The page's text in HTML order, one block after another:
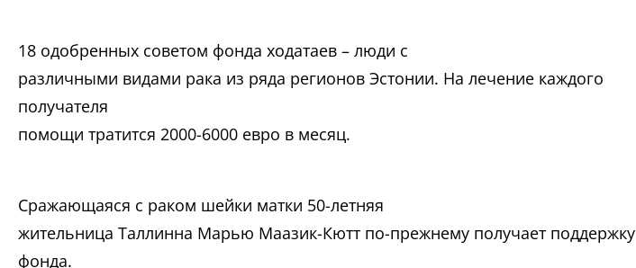
18 одобренных советом фонда ходатаев – люди с
различными видами рака из ряда регионов Эстонии. На лечение каждого
получателя
помощи тратится 2000-6000 евро в месяц.
Сражающаяся с раком шейки матки 50-летняя
жительница Таллинна Марью Маазик-Кютт по-прежнему получает поддержку
фонда.